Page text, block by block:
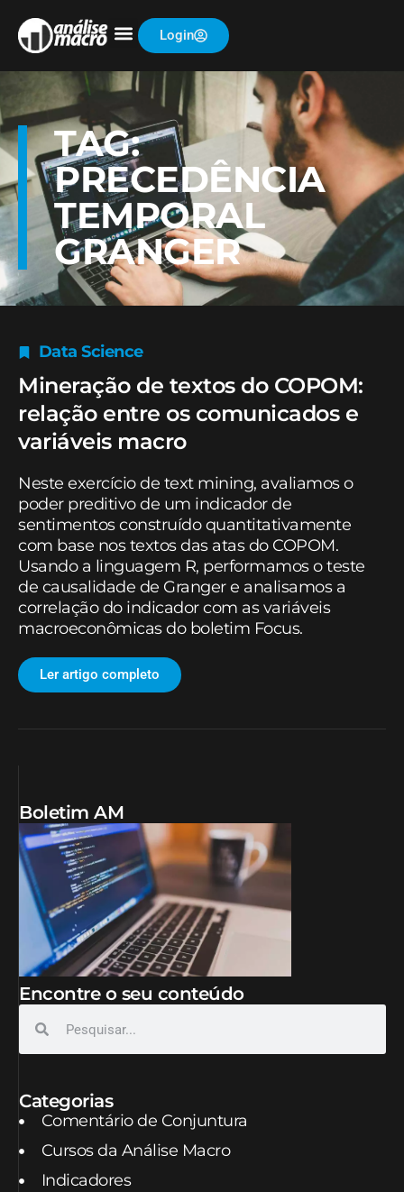
Login
TAG:
PRECEDÊNCIA
TEMPORAL
GRANGER
Data Science
Mineração de textos do COPOM:
relação entre os comunicados e
variáveis macro
Neste exercício de text mining, avaliamos o
poder preditivo de um indicador de
sentimentos construído quantitativamente
com base nos textos das atas do COPOM.
Usando a linguagem R, performamos o teste
de causalidade de Granger e analisamos a
correlação do indicador com as variáveis
macroeconômicas do boletim Focus.
Ler artigo completo
Boletim AM
Encontre o seu conteúdo
Categorias
Comentário de Conjuntura
Cursos da Análise Macro
Indicadores